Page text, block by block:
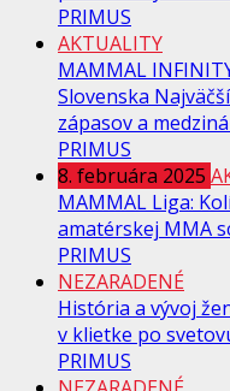
PRIMUS
AKTUALITY
MAMMAL
Slovenska
zápasov a
PRIMUS
8. februára 2025
MAMMAL Liga:
amatérskej MMA
PRIMUS
NEZARADENÉ
História a vývoj
v klietke po
PRIMUS